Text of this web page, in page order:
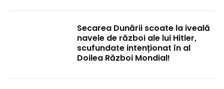
Secarea Dunării scoate la iveală
navele de război ale lui Hitler,
scufundate intenționat în al
Doilea Război Mondial!